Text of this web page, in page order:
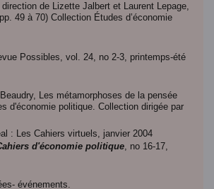
de Lizette Jalbert et Laurent Lepage,
49 à 70) Collection Études d’économie
Possibles, vol. 24, no 2-3, printemps-été
Les métamorphoses de la pensée
d'économie politique. Collection dirigée par
: Les Cahiers virtuels, janvier 2004
d'économie politique, no 16-17,
événements.